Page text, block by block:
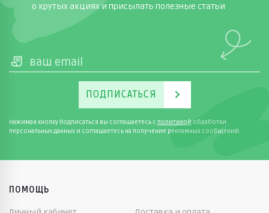
о крутых акциях и присылать полезные статьи
ПОДПИСАТЬСЯ
Нажимая кнопку Подписаться вы соглашаетесь с политикой обработки
персональных данных и соглашаетесь на получение рекламных сообщений.
ПОМОЩЬ